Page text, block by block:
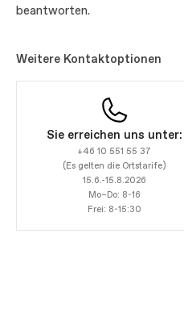
beantworten.
Weitere Kontaktoptionen
Sie erreichen uns unter:
+46 10 551 55 37
(Es gelten die Ortstarife)
15.6.-15.8.2026
Mo–Do: 8-16
Frei: 8-15:30